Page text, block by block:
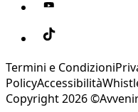
Termini e Condizioni
PolicyAccessibilità
Copyright 2026